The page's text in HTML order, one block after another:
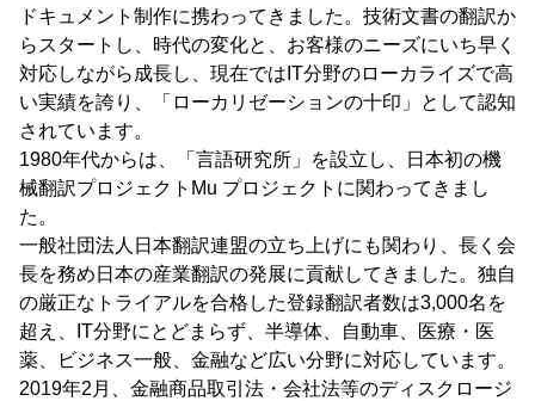
ドキュメント制作に携わってきました。技術文書の翻訳か
らスタートし、時代の変化と、お客様のニーズにいち早く
対応しながら成長し、現在ではIT分野のローカライズで高
い実績を誇り、「ローカリゼーションの十印」として認知
されています。
1980年代からは、「言語研究所」を設立し、日本初の機
械翻訳プロジェクトMu プロジェクトに関わってきまし
た。
一般社団法人日本翻訳連盟の立ち上げにも関わり、長く会
長を務め日本の産業翻訳の発展に貢献してきました。独自
の厳正なトライアルを合格した登録翻訳者数は3,000名を
超え、IT分野にとどまらず、半導体、自動車、医療・医
薬、ビジネス一般、金融など広い分野に対応しています。
2019年2月、金融商品取引法・会社法等のディスクロージ